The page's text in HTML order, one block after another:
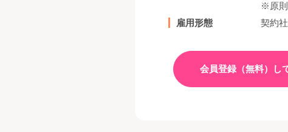
※原則
雇用形態
契約
会員登録（無料）し